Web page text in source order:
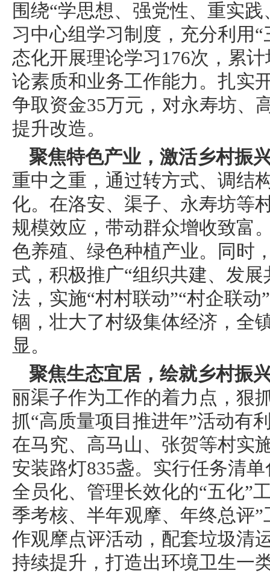
围绕“学思想、强党性、重实
习中心组学习制度，充分利用
态化开展理论学习176次，累
论素质和业务工作能力。扎实
争取资金35万元，对永寿坊、
提升改造。
聚焦特色产业，激活乡村振
重中之重，通过转方式、调结
化。在洛安、渠子、永寿坊等
规模效应，带动群众增收致富
色养殖、绿色种植产业。同时
式，积极推广“组织共建、发
法，实施“村村联动”“村企联
锢，壮大了村级集体经济，全
显。
聚焦生态宜居，绘就乡村振
丽渠子作为工作的着力点，狠
抓“高质量项目推进年”活动有
在马究、高马山、张贺等村实
安装路灯835盏。实行任务清
全员化、管理长效化的“五化”
季考核、半年观摩、年终总评
作观摩点评活动，配套垃圾清
持续提升，打造出环境卫生一